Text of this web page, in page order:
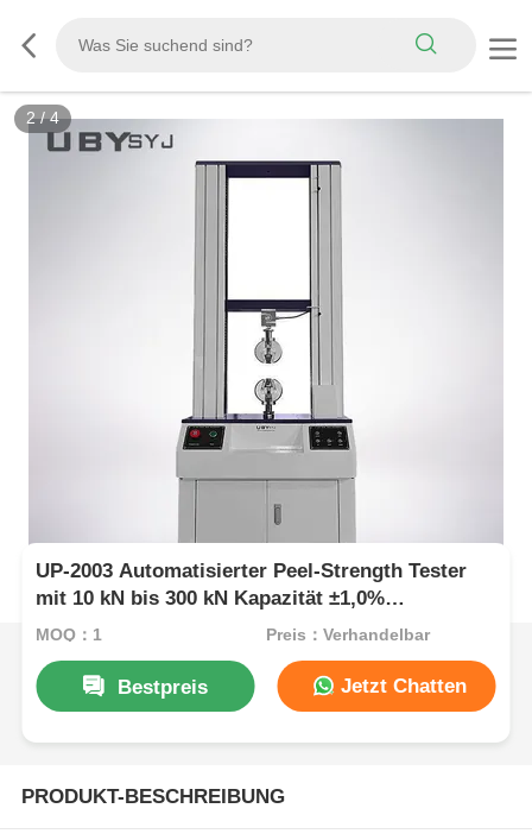
3/4
UP-2003 Automatisierter Peel-Strength Tester
mit 10 kN bis 300 kN Kapazität ±1,0%
Genauigkeit ASTM D3330 Konform
MOQ：1 Preis：Verhandelbar
Bestpreis Jetzt Chatten
PRODUKT-BESCHREIBUNG